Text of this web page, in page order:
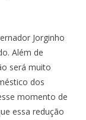
Jorginho
Além de
será muito
dos
momento de
essa redução